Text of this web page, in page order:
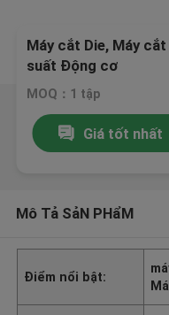
Máy cắt Die, Máy
suất Động cơ
MOQ：1 tập
Giá tốt nhất
Mô Tả SảN PHẩM
Điểm nổi bật: